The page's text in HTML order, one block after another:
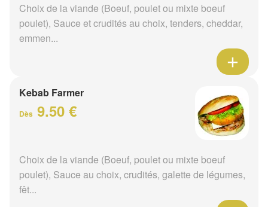
Choix de la viande (Boeuf, poulet ou mixte boeuf
poulet), Sauce et crudités au choix, tenders, cheddar,
emmen...
Kebab Farmer
Dès 9.50 €
Choix de la viande (Boeuf, poulet ou mixte boeuf
poulet), Sauce au choix, crudités, galette de légumes,
fêt...